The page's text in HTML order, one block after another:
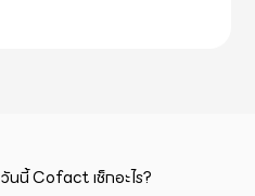
วันนี้ Cofact เช็กอะไร?